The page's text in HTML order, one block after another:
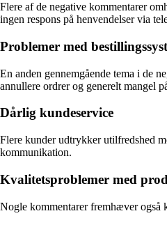
Flere af de negative kommentarer
ingen respons på henvendelser via
Problemer med
En anden gennemgående tema i de
annullere ordrer og generelt mangel
Dårlig kundeservice
Flere kunder udtrykker utilfredshed
kommunikation.
Kvalitetsproblemer med
Nogle kommentarer fremhæver også